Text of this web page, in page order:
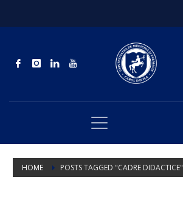
HOME POSTS TAGGED "CADRE DIDACTICE"